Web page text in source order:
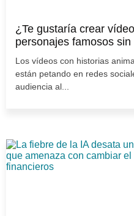
¿Te gustaría crear
personajes famosos
Los vídeos con historias
están petando en redes
audiencia al...